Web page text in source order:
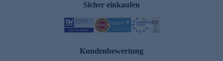
Sicher einkaufen
Kundenbewertung